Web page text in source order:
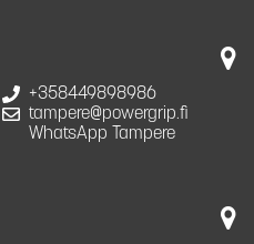
+358449898986
tampere@powergrip.fi
WhatsApp Tampere